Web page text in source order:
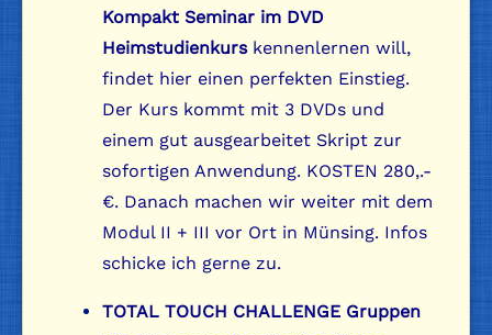
Kompakt Seminar im DVD
Heimstudienkurskennenlernen will,
findet hier einen perfekten Einstieg.
Der Kurs kommt mit 3 DVDs und
einem gut ausgearbeitet Skript zur
sofortigen Anwendung. KOSTEN 280,.-
€. Danach machen wir weiter mit dem
Modul II + III vor Ort in Münsing. Infos
schicke ich gerne zu.
TOTAL TOUCH CHALLENGE Gruppen